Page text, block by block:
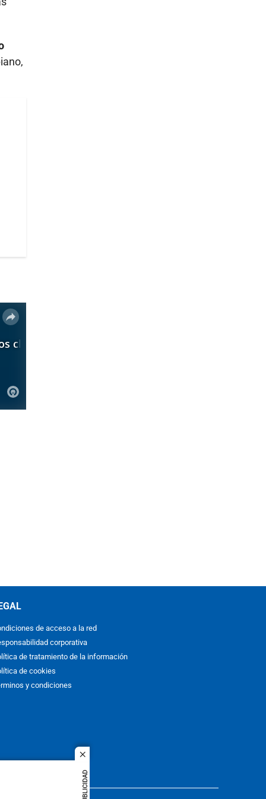
close
PUBLICIDAD
de acceso a la red
corporativa
de tratamiento de la información
de cookies
y condiciones